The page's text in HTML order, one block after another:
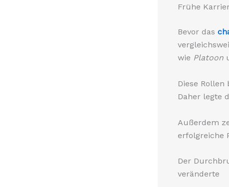
Frühe
Bevor das
wie Platoon
Diese
Daher legte
Außerdem
erfolgreiche
Der
veränderte